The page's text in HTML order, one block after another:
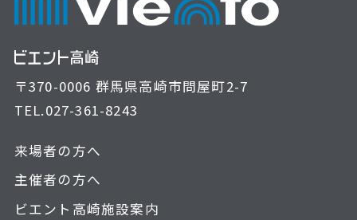
〒370-0006 群馬県高崎市問屋町2-7
TEL.027-361-8243
来場者の方へ
主催者の方へ
ビエント高崎施設案内